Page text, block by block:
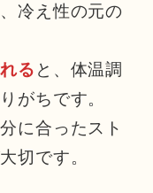
冷え性の元の
る と、体温調
がちです。
に合ったスト
切です。